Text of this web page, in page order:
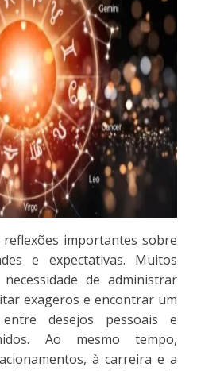
importantes sobre
e expectativas. Muitos
de administrar
exageros e encontrar um
desejos pessoais e
Ao mesmo tempo,
à carreira e a